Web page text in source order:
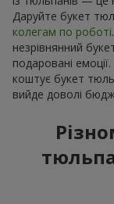
Даруйте букет
колегам по роботі
незрівнянний
подаровані
коштує букет
вийде доволі